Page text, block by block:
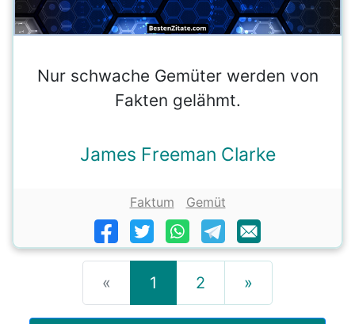
Nur schwache Gemüter werden von
Fakten gelähmt.
James Freeman Clarke
Faktum Gemüt
« 1 2 »